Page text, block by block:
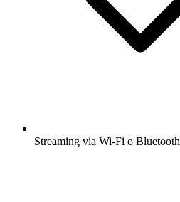
Streaming via Wi-Fi o Bluetooth